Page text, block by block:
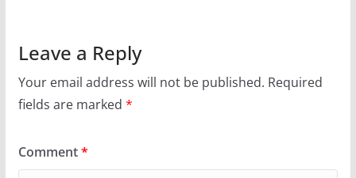
Leave a Reply
Your email address will not be published. Required
fields are marked *
Comment*